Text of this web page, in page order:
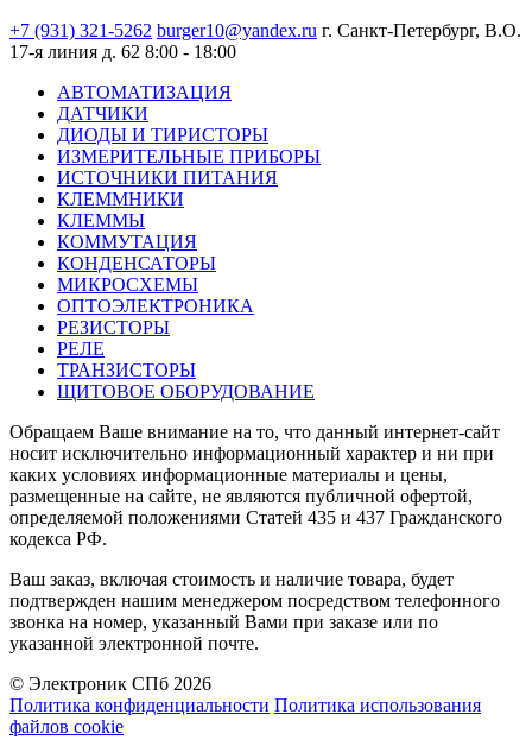
+7 (931) 321-5262 burger10@yandex.ru г. Санкт-Петербург, В.О.
17-я линия д. 62 8:00 - 18:00
АВТОМАТИЗАЦИЯ
ДАТЧИКИ
ДИОДЫ И ТИРИСТОРЫ
ИЗМЕРИТЕЛЬНЫЕ ПРИБОРЫ
ИСТОЧНИКИ ПИТАНИЯ
КЛЕММНИКИ
КЛЕММЫ
КОММУТАЦИЯ
КОНДЕНСАТОРЫ
МИКРОСХЕМЫ
ОПТОЭЛЕКТРОНИКА
РЕЗИСТОРЫ
РЕЛЕ
ТРАНЗИСТОРЫ
ЩИТОВОЕ ОБОРУДОВАНИЕ
Обращаем Ваше внимание на то, что данный интернет-сайт
носит исключительно информационный характер и ни при
каких условиях информационные материалы и цены,
размещенные на сайте, не являются публичной офертой,
определяемой положениями Статей 435 и 437 Гражданского
кодекса РФ.
Ваш заказ, включая стоимость и наличие товара, будет
подтвержден нашим менеджером посредством телефонного
звонка на номер, указанный Вами при заказе или по
указанной электронной почте.
© Электроник СПб 2026
Политика конфиденциальности Политика использования
файлов cookie